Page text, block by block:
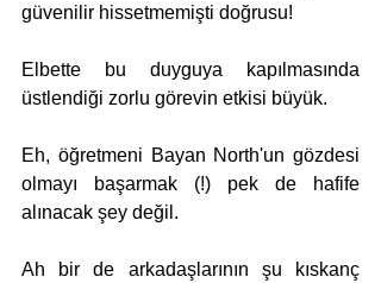
güvenilir hissetmemişti doğrusu!
Elbette bu duyguya kapılmasında
üstlendiği zorlu görevin etkisi büyük.
Eh, öğretmeni Bayan North'un gözdesi
olmayı başarmak (!) pek de hafife
alınacak şey değil.
Ah bir de arkadaşlarının şu kıskanç